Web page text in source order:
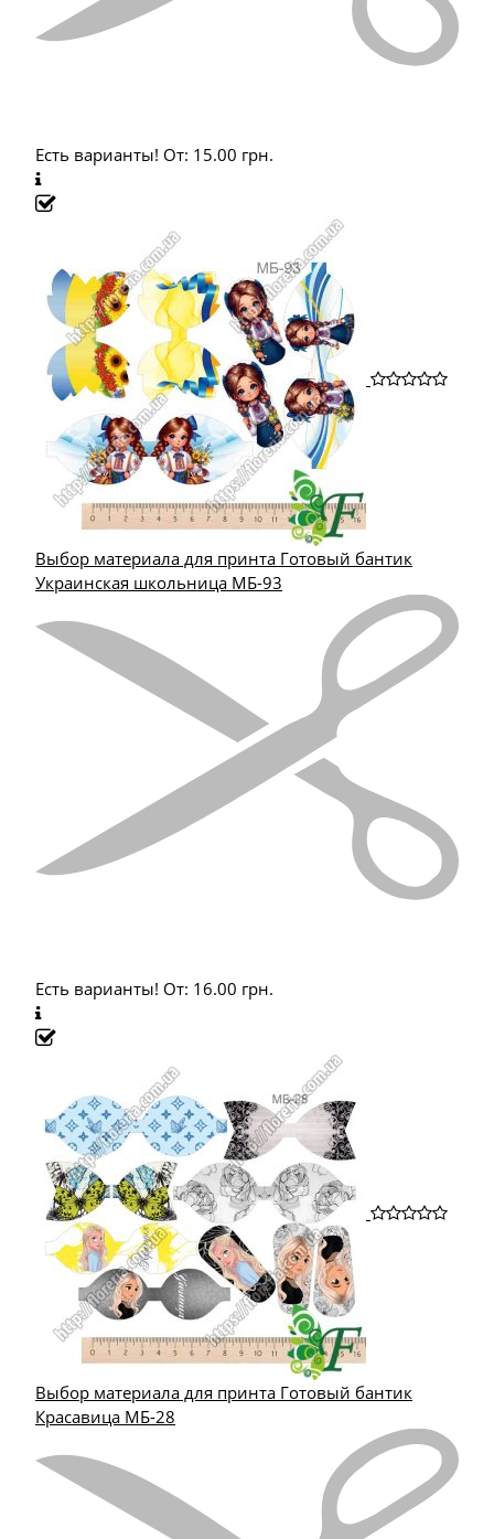
Есть варианты! От: 15.00 грн.
Выбор материала для принта Готовый бантик
Украинская школьница МБ-93
Есть варианты! От: 16.00 грн.
Выбор материала для принта Готовый бантик
Красавица МБ-28